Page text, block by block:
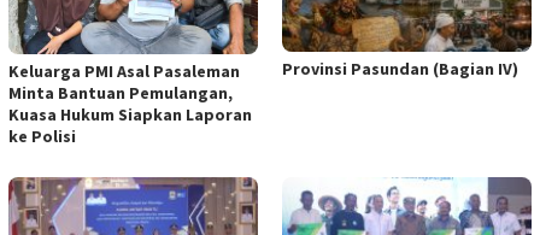
Keluarga PMI Asal Pasaleman
Minta Bantuan Pemulangan,
Kuasa Hukum Siapkan Laporan
ke Polisi
Provinsi Pasundan (Bagian IV)